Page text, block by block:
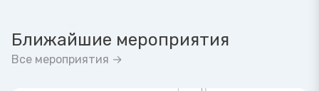
Ближайшие мероприятия
Все мероприятия →